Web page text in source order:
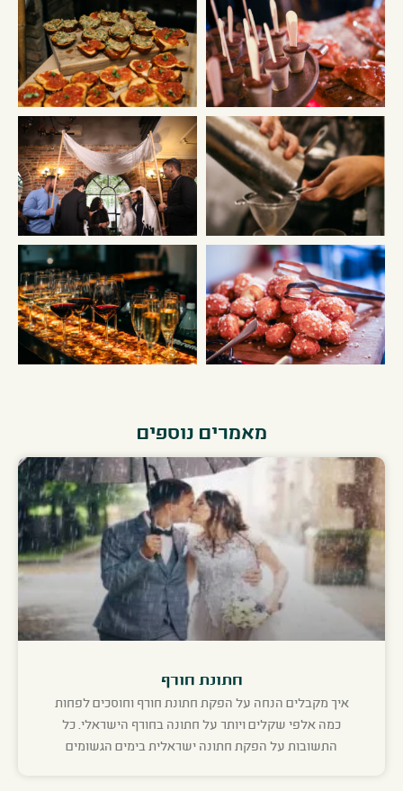
מאמרים נוספים
חתונת חורף
איך מקבלים הנחה על הפקת חתונת חורף וחוסכים לפחות
כמה אלפי שקלים ויותר על חתונה בחורף הישראלי. כל
התשובות על הפקת חתונה ישראלית בימים הגשומים